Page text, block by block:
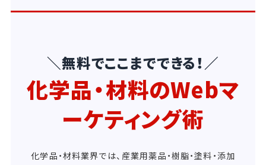
＼無料でここまでできる！／
化学品・材料のWebマ
ーケティング術
化学品・材料業界では、産業用薬品・樹脂・塗料・添加